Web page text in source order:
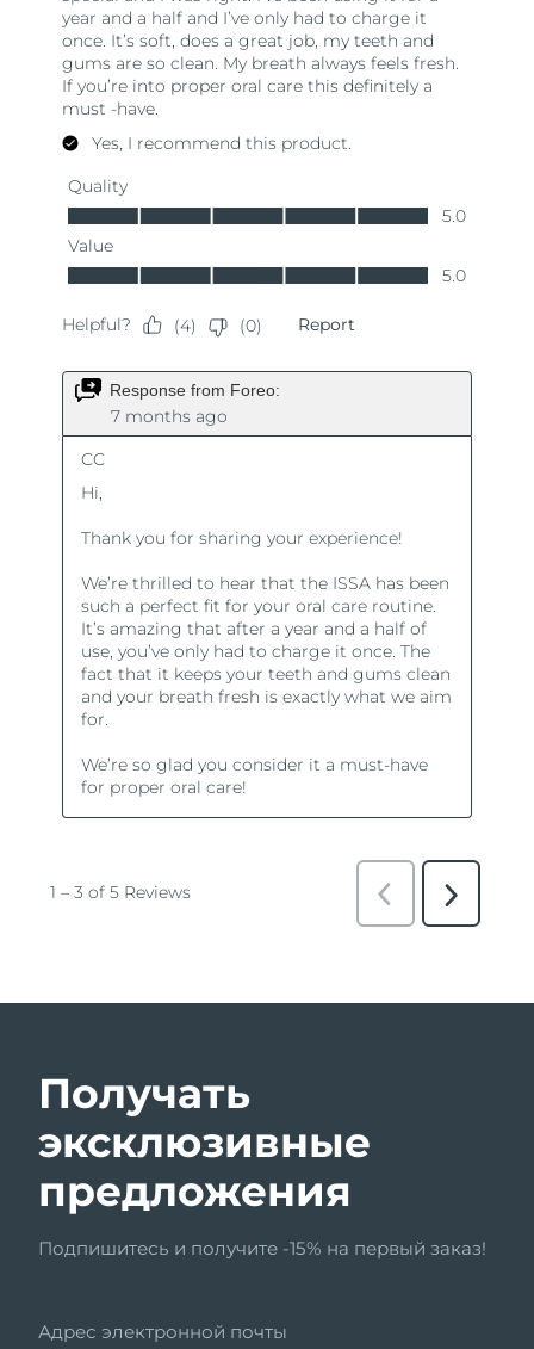
Получать
эксклюзивные
предложения
Подпишитесь и получите -15% на первый заказ!
Адрес электронной почты